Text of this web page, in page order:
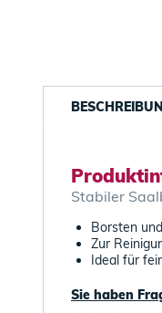
Stabiler
Borsten
Zur
Ideal für
Sie haben